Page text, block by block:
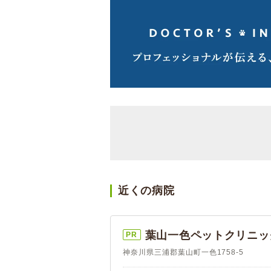
近くの病院
PR 葉山一色ペットクリニ
神奈川県三浦郡葉山町一色1758-5